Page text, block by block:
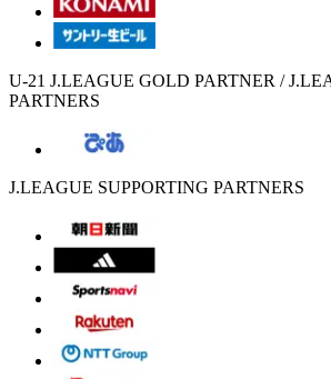
U-21 J.LEAGUE GOLD PARTNER /
PARTNERS
J.LEAGUE SUPPORTING PARTNERS